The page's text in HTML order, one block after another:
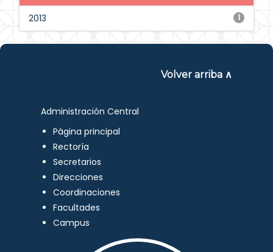
1
2013
Volver arriba ∧
Administración Central
Página principal
Rectoría
Secretarios
Direcciones
Coordinaciones
Facultades
Campus